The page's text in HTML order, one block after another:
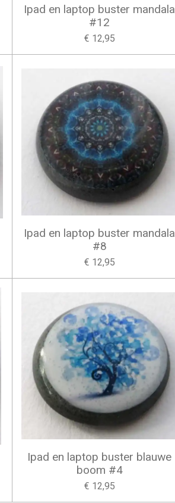
Ipad en laptop buster mandala
#12
€ 12,95
Ipad en laptop buster mandala
#8
€ 12,95
Ipad en laptop buster blauwe
boom #4
€ 12,95